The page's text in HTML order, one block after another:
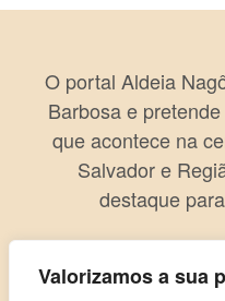
Valorizamos a sua
O portal Aldeia
Barbosa e
que acontece na
Salvador e
destaque